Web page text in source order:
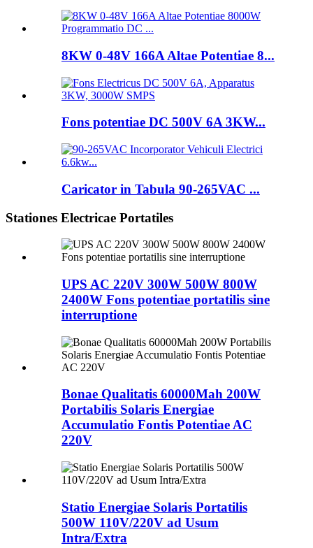
8KW 0-48V 166A Altae Potentiae 8...
Fons potentiae DC 500V 6A 3KW...
Caricator in Tabula 90-265VAC ...
Stationes Electricae Portatiles
UPS AC 220V 300W 500W 800W
2400W Fons potentiae portatilis sine
interruptione
Bonae Qualitatis 60000Mah 200W
Portabilis Solaris Energiae
Accumulatio Fontis Potentiae AC
220V
Statio Energiae Solaris Portatilis
500W 110V/220V ad Usum
Intra/Extra